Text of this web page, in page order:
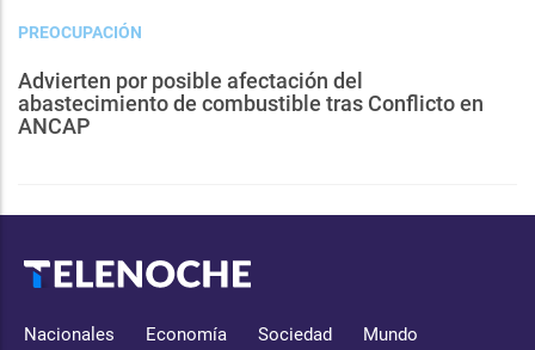
PREOCUPACIÓN
Advierten por posible afectación del
abastecimiento de combustible tras Conflicto en
ANCAP
Nacionales Economía Sociedad Mundo